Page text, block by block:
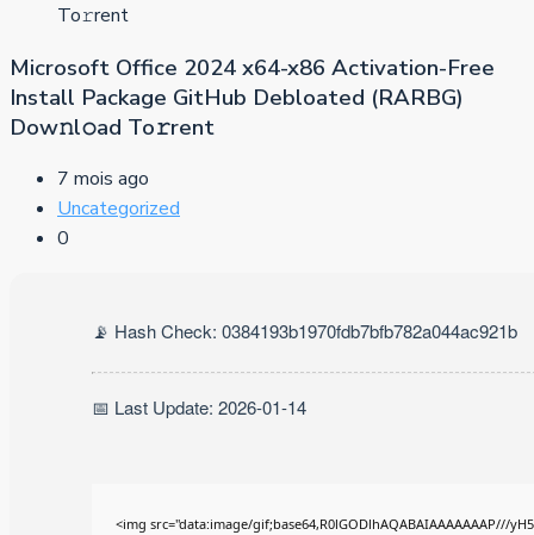
To𝚛rent
Microsoft Office 2024 x64-x86 Activation-Free
Install Package GitHub Debloated (RARBG)
Dow𝚗l𝚘ad To𝚛rent
7 mois ago
Uncategorized
0
📡 Hash Check: 0384193b1970fdb7bfb782a044ac921b
📅 Last Update: 2026-01-14
<img src="data:image/gif;base64,R0lGODlhAQABAIAAAAAAAP///